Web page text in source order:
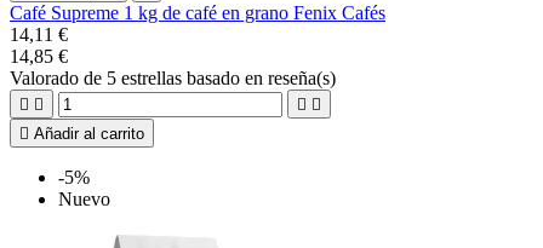
Café Supreme 1 kg de café en grano Fenix Cafés
14,11 €
14,85 €
Valorado de 5 estrellas basado en reseña(s)
   
 Añadir al carrito
-5%
Nuevo